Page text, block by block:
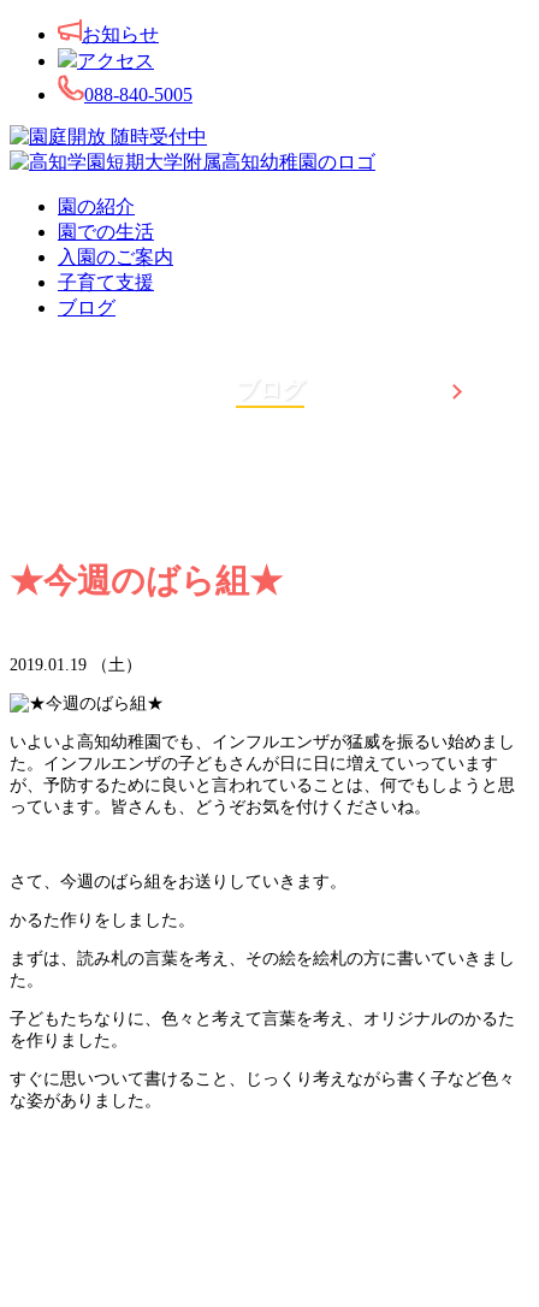
お知らせ
アクセス
088-840-5005
園の紹介
園での生活
入園のご案内
子育て支援
ブログ
ブログ
★今週のばら組★
2019.01.19 （土）
いよいよ高知幼稚園でも、インフルエンザが猛威を振るい始めまし
た。インフルエンザの子どもさんが日に日に増えていっています
が、予防するために良いと言われていることは、何でもしようと思
っています。皆さんも、どうぞお気を付けくださいね。
さて、今週のばら組をお送りしていきます。
かるた作りをしました。
まずは、読み札の言葉を考え、その絵を絵札の方に書いていきまし
た。
子どもたちなりに、色々と考えて言葉を考え、オリジナルのかるた
を作りました。
すぐに思いついて書けること、じっくり考えながら書く子など色々
な姿がありました。